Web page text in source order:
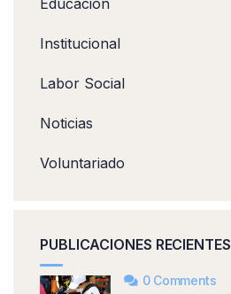
Educación
Institucional
Labor Social
Noticias
Voluntariado
PUBLICACIONES RECIENTES
0 Comments